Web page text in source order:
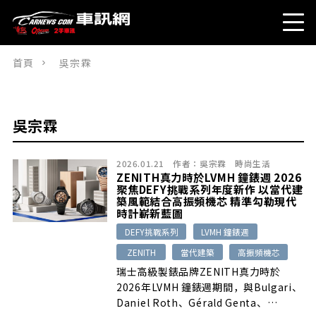
首頁 吳宗霖
吳宗霖
2026.01.21 作者： 吳宗霖 時尚生活
ZENITH真力時於LVMH 鐘錶週 2026
聚焦DEFY挑戰系列年度新作 以當代建
築風範結合高振頻機芯 精準勾勒現代
時計嶄新藍圖
DEFY挑戰系列
LVMH 鐘錶週
ZENITH
當代建築 高振頻機芯
瑞士高級製錶品牌ZENITH真力時於
2026年LVMH 鐘錶週期間，與Bulgari、
Daniel Roth、Gérald Genta、